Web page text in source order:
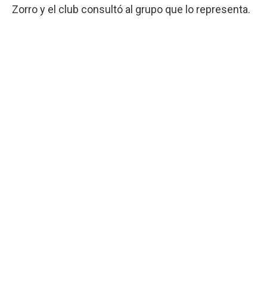
Zorro y el club consultó al grupo que lo representa.